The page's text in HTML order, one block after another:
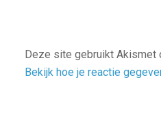
Deze site gebruikt Akismet
Bekijk hoe je reactie